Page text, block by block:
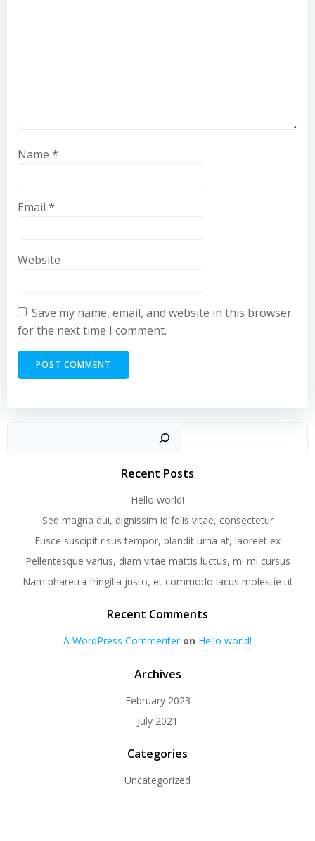
Name *
Email *
Website
Save my name, email, and website in this browser
for the next time I comment.
Recent Posts
Hello world!
Sed magna dui, dignissim id felis vitae, consectetur
Fusce suscipit risus tempor, blandit urna at, laoreet ex
Pellentesque varius, diam vitae mattis luctus, mi mi cursus
Nam pharetra fringilla justo, et commodo lacus molestie ut
Recent Comments
A WordPress Commenteron Hello world!
Archives
February 2023
July 2021
Categories
Uncategorized